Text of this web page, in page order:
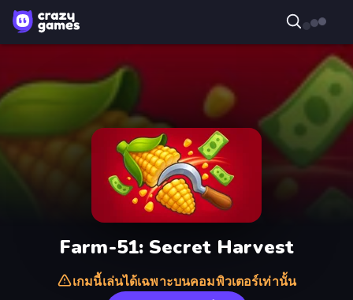
Farm-51: Secret Harvest
เกมนี้เล่นได้เฉพาะบนคอมพิวเตอร์เท่านั้น